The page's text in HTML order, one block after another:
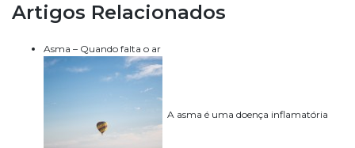
Artigos Relacionados
Asma – Quando falta o ar
A asma é uma doença inflamatória